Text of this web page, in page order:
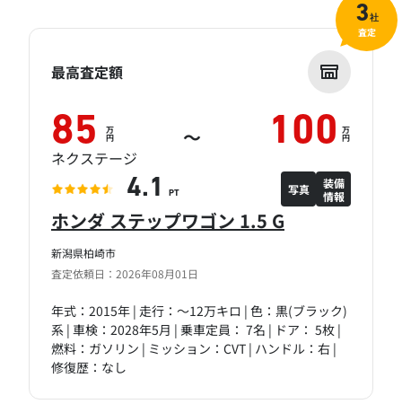
新潟県柏崎市
査定依頼日：2026年08月01日
ホンダ ステップワゴン 1.5 G
年式：2015年 | 走行：～12万キロ | 色：黒(ブラック)
系 | 車検：2028年5月 | 乗車定員： 7名 | ドア： 5枚 |
燃料：ガソリン | ミッション：CVT | ハンドル：右 |
修復歴：なし
最高査定額
85 万
円 ～ 100 万
円
ネクステージ
4.1 PT 写真
装備
情報
3社
査定